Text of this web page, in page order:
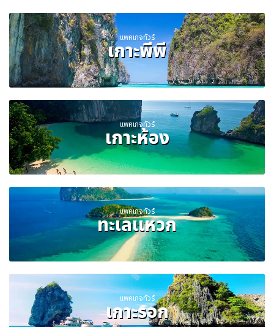
แพคเกจทัวร์
เกาะพีพี
แพคเกจทัวร์
เกาะห้อง
แพคเกจทัวร์
ทะเลแหวก
แพคเกจทัวร์
เกาะรอก